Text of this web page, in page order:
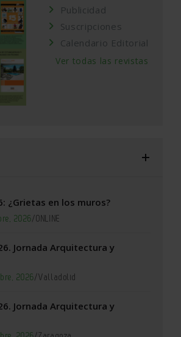
Publicidad
Suscripciones
Calendario Editorial
Ver todas las revistas
¿Grietas en los muros?
2026/ONLINE
Jornada Arquitectura y
2026/Valladolid
Jornada Arquitectura y